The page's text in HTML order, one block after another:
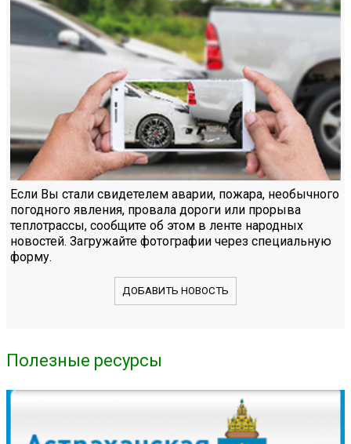
Если Вы стали свидетелем аварии, пожара, необычного
погодного явления, провала дороги или прорыва
теплотрассы, сообщите об этом в ленте народных
новостей. Загружайте фотографии через специальную
форму.
ДОБАВИТЬ НОВОСТЬ
Полезные ресурсы